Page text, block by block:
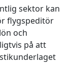
sektor kan
flygspeditör
och
på att